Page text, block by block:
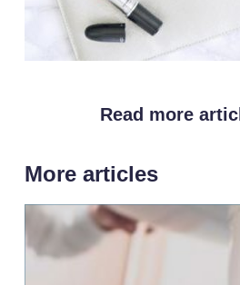
Read more
More articles